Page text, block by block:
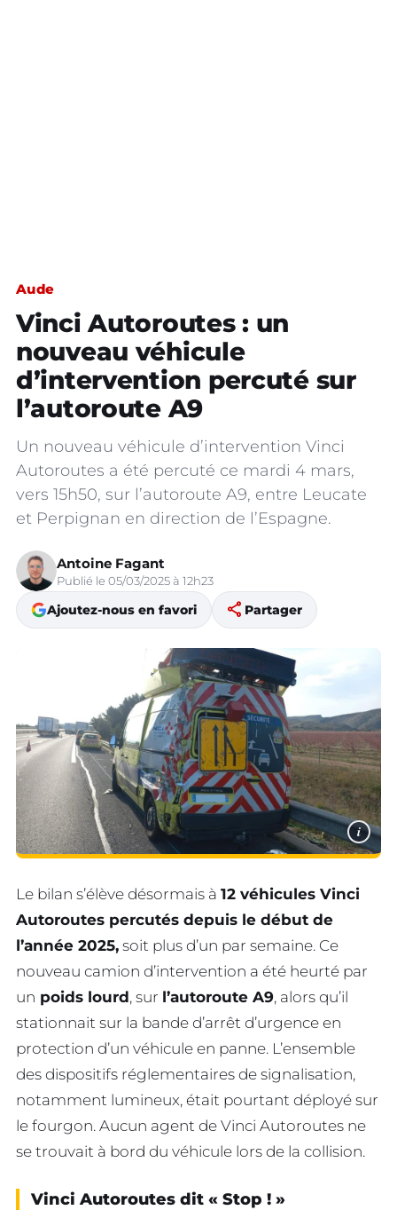
Aude
Vinci Autoroutes : un
nouveau véhicule
d’intervention percuté sur
l’autoroute A9
Un nouveau véhicule d’intervention Vinci
Autoroutes a été percuté ce mardi 4 mars,
vers 15h50, sur l’autoroute A9, entre Leucate
et Perpignan en direction de l’Espagne.
Antoine Fagant
Publié le 05/03/2025 à 12h23
Ajoutez-nous en favori share Partager
i
Le bilan s’élève désormais à 12 véhicules Vinci
Autoroutes percutés depuis le début de
l’année 2025, soit plus d’un par semaine. Ce
nouveau camion d’intervention a été heurté par
un poids lourd, sur l’autoroute A9, alors qu’il
stationnait sur la bande d’arrêt d’urgence en
protection d’un véhicule en panne. L’ensemble
des dispositifs réglementaires de signalisation,
notamment lumineux, était pourtant déployé sur
le fourgon. Aucun agent de Vinci Autoroutes ne
se trouvait à bord du véhicule lors de la collision.
Vinci Autoroutes dit « Stop ! »